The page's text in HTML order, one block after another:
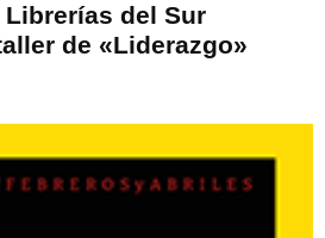
del Sur
de «Liderazgo»